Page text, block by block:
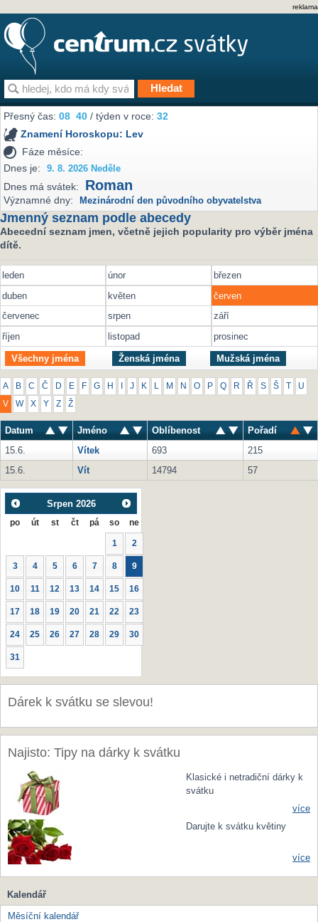
reklama
Přesný čas:08 40 / týden v roce:32
Znamení Horoskopu: Lev
Fáze měsíce:
Dnes je:
9. 8. 2026 Neděle
Dnes má svátek: Roman
Významné dny: Mezinárodní den původního obyvatelstva
Jmenný seznam podle abecedy
Abecední seznam jmen, včetně jejich popularity pro výběr jména
dítě.
leden únor
březen
duben
květen
červen
červenec
srpen
září
říjen
listopad prosinec
Všechny jména Ženská jména Mužská jména
A B C Č D E F G H J K M N O P Q R Ř S Š U
V W X Y Z Ž
Datum Jméno Oblíbenost
Pořadí
15.6.
Vítek 693
215
15.6.
Vít 14794 57
Srpen 2026
po út st čt pá so ne
1 2
3 4 5 6 7 8 9
10 11 12 13 14 15 16
17 18 19 20 21 22 23
24 25 26 27 28 29 30
31
Dárek k svátku se slevou!
Najisto: Tipy na dárky k svátku
Klasické i netradiční dárky k
svátku
více
Darujte k svátku květiny
více
Kalendář
Měsíční kalendář